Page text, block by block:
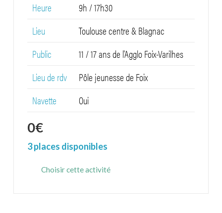
Heure
9h / 17h30
Lieu
Toulouse centre & Blagnac
Public
11 / 17 ans de l'Agglo Foix-Varilhes
Lieu de rdv
Pôle jeunesse de Foix
Navette
Oui
0€
3 places disponibles
Choisir cette activité